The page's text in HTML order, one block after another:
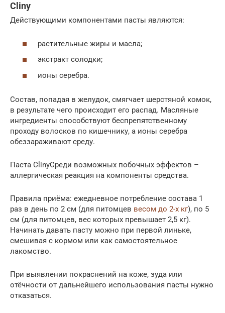
Cliny
Действующими компонентами пасты являются:
растительные жиры и масла;
экстракт солодки;
ионы серебра.
Состав, попадая в желудок, смягчает шерстяной комок,
в результате чего происходит его распад. Масляные
ингредиенты способствуют беспрепятственному
проходу волосков по кишечнику, а ионы серебра
обеззараживают среду.
Паста ClinyСреди возможных побочных эффектов –
аллергическая реакция на компоненты средства.
Правила приёма: ежедневное потребление состава 1
раз в день по 2 см (для питомцев весом до 2-х кг), по 5
см (для питомцев, вес которых превышает 2,5 кг).
Начинать давать пасту можно при первой линьке,
смешивая с кормом или как самостоятельное
лакомство.
При выявлении покраснений на коже, зуда или
отёчности от дальнейшего использования пасты нужно
отказаться.